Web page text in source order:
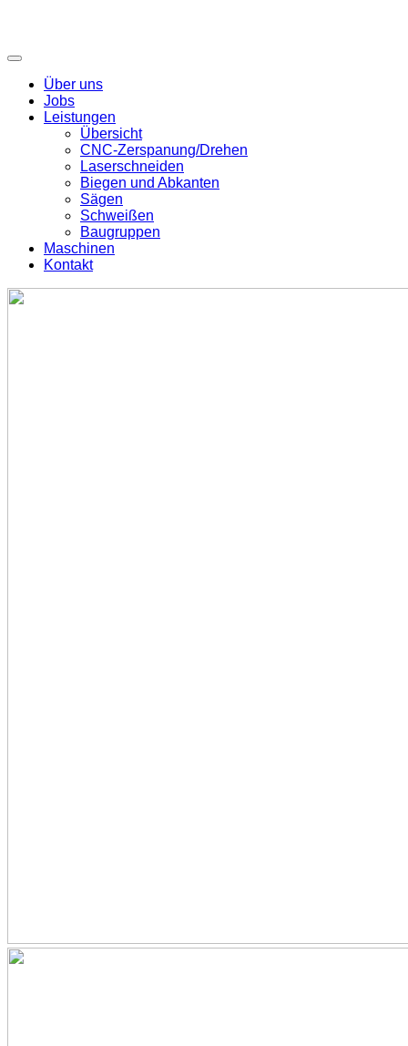
Über uns
Jobs
Leistungen
Übersicht
CNC-Zerspanung/Drehen
Laserschneiden
Biegen und Abkanten
Sägen
Schweißen
Baugruppen
Maschinen
Kontakt